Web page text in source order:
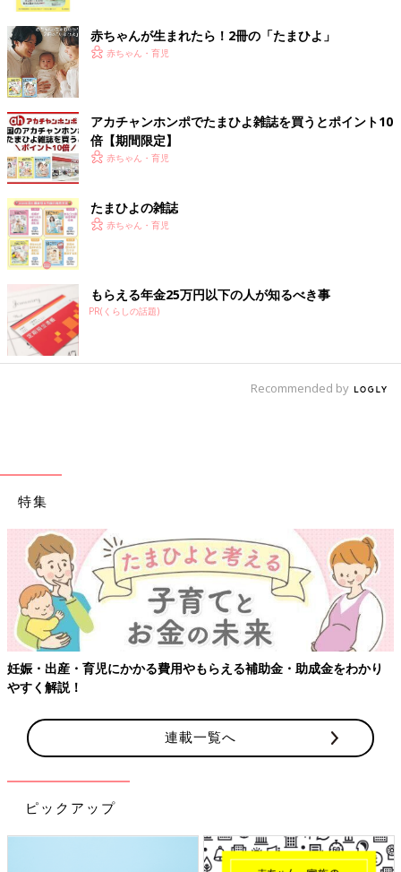
「紗和子に『ママ、見て！』と言われても、陽和子のケアのため
にすぐ見てあげられませんでした。紗和子に何度『ちょっと待っ
てね』言ったことか･･･。だから、紗和子が『ひなこがいるから
やりたいことができない』という思いをさせないように、いつも
気をつけていました」（瑛子さん）
家族で外出するにも、陽和子さんは医療機器を一緒に持ち運ぶ必
要があるため、どうしても荷物が多くなります。瑛子さんは夫と
「紗和子が行きたい場所に家族で行くにはどうしたらいいか考
え、試行錯誤しながら一緒にお出かけできるようなスキルを身に
つけました。きょうだいに障害があるからといって、すべてをあ
きらめるのは違う、というのが私たち夫婦の考えです。私たちの
子育てでは、できない理由を並べてあきらめずに、どうしたらで
きるのかを考えよう、としてきました。
広い公園で遊んだり、海近くに散歩に行ったりすることから始ま
り、岐阜にいる夫の実家へ行くために飛行機に乗ったり。2023
第4子の男の子を出産。もう1人子どもが欲しかった
理由
赤ちゃんが生まれたら！2冊の「たまひよ」
赤ちゃん・育児
アカチャンホンポでたまひよ雑誌を買うとポイント10
倍【期間限定】
赤ちゃん・育児
たまひよの雑誌
赤ちゃん・育児
もらえる年金25万円以下の人が知るべき事
PR(くらしの話題)
Recommended by
特集
妊娠・出産・育児にかかる費用やもらえる補助金・助成金をわかり
やすく解説！
連載一覧へ
ピックアップ